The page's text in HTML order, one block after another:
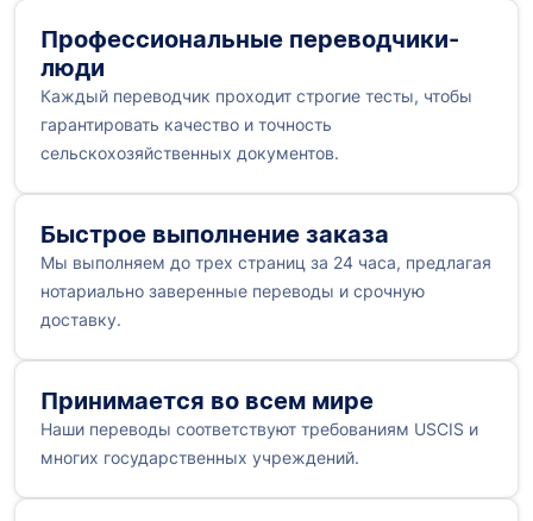
Профессиональные переводчики-
люди
Каждый переводчик проходит строгие тесты, чтобы
гарантировать качество и точность
сельскохозяйственных документов.
Быстрое выполнение заказа
Мы выполняем до трех страниц за 24 часа, предлагая
нотариально заверенные переводы и срочную
доставку.
Принимается во всем мире
Наши переводы соответствуют требованиям USCIS и
многих государственных учреждений.